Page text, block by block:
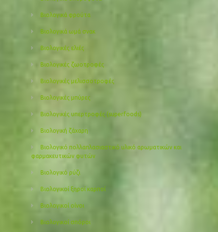
Βιολογικά φρούτα
Βιολογικά ωμά σνακ
Βιολογικές ελιές
Βιολογικές ζωοτροφές
Βιολογικές μελισσοτροφές
Βιολογικές μπύρες
Βιολογικές υπερτροφές (superfoods)
Βιολογική ζάχαρη
Βιολογικό πολλαπλασιαστικό υλικό αρωματικών και
φαρμακευτικών φυτών
Βιολογικό ρύζι
Βιολογικοί ξηροί καρποί
Βιολογικοί οίνοι
Βιολογικοί σπόροι